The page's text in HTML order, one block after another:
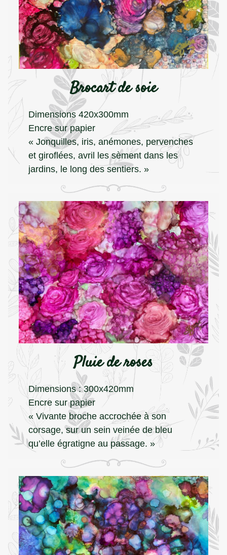
Brocart de soie
Dimensions 420x300mm
Encre sur papier
« Jonquilles, iris, anémones, pervenches
et giroflées, avril les sèment dans les
jardins, le long des sentiers. »
Pluie de roses
Dimensions : 300x420mm
Encre sur papier
« Vivante broche accrochée à son
corsage, sur un sein veinée de bleu
qu’elle égratigne au passage. »